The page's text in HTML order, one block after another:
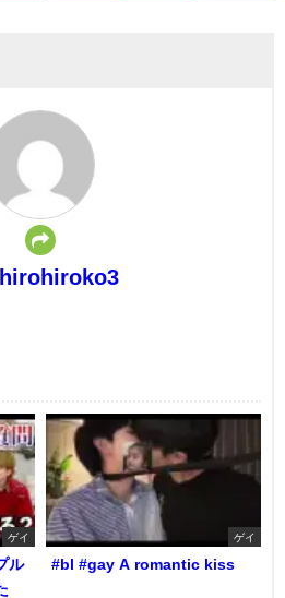
ゲイ
ル
ゲイ
#bl #gay A romantic kiss